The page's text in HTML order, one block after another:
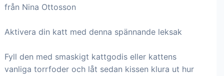
från Nina Ottosson
Aktivera din katt med denna spännande leksak
Fyll den med smaskigt kattgodis eller kattens
vanliga torrfoder och låt sedan kissen klura ut hur